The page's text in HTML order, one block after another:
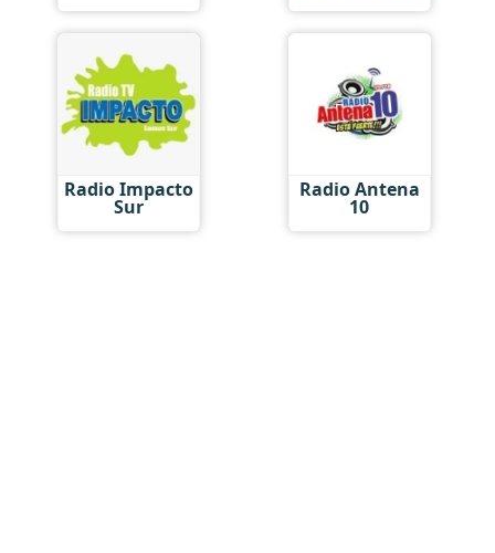
Radio Impacto
Sur
Radio Antena
10